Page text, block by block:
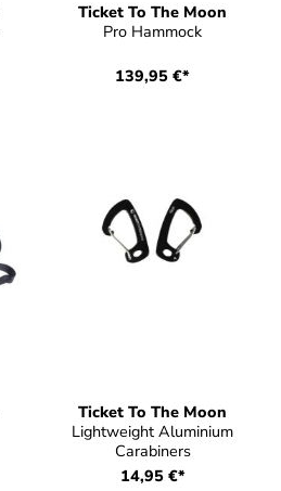
Ticket To The Moon
Pro Hammock
139,95 €*
Ticket To The Moon
Lightweight Aluminium
Carabiners
14,95 €*